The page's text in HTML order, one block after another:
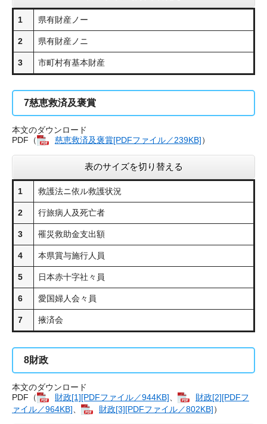
1 県有財産ノー
2 県有財産ノニ
3 市町村有基本財産
7慈恵救済及褒賞
本文のダウンロード
PDF（
慈恵救済及褒賞[PDFファイル／239KB]）
表のサイズを切り替える
1 救護法ニ依ル救護状況
2 行旅病人及死亡者
3 罹災救助金支出額
4 本県賞与施行人員
5 日本赤十字社々員
6 愛国婦人会々員
7 掖済会
8財政
本文のダウンロード
PDF（
財政[1][PDFファイル／944KB]
財政[2][PDFフ
ァイル／964KB]
財政[3][PDFファイル／802KB]）